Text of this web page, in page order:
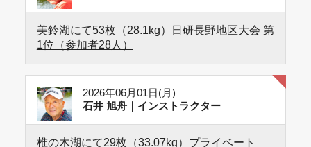
美鈴湖にて53枚（28.1kg）日研長野地区大会 第
1位（参加者28人）
2026年06月01日(月)
石井 旭舟｜インストラクター
椎の木湖にて29枚（33.07kg）プライベート